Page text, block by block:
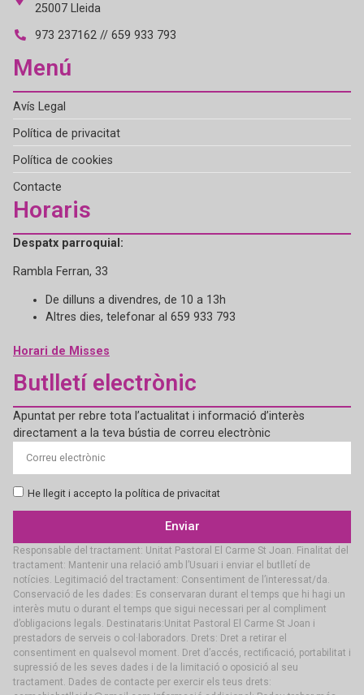
25007 Lleida
973 237162 // 659 933 793
Menú
Avís Legal
Política de privacitat
Política de cookies
Contacte
Horaris
Despatx parroquial:
Rambla Ferran, 33
De dilluns a divendres, de 10 a 13h
Altres dies, telefonar al 659 933 793
Horari de Misses
Butlletí electrònic
Apuntat per rebre tota l’actualitat i informació d’interès
directament a la teva bústia de correu electrònic
He llegit i accepto la política de privacitat
Enviar
Responsable del tractament: Unitat Pastoral El Carme St Joan. Finalitat del
tractament: Mantenir una relació amb l’Usuari i enviar el butlletí de
notícies. Legitimació del tractament: Consentiment de l’interessat/da.
Conservació de les dades: Es conservaran durant el temps que hi hagi un
interès mutu o durant el temps que sigui necessari per al compliment
d’obligacions legals. Destinataris:Unitat Pastoral El Carme St Joan i
prestadors de serveis o col·laboradors. Drets: Dret a retirar el
consentiment en qualsevol moment. Dret d’accés, rectificació, portabilitat i
supressió de les seves dades i de la limitació o oposició al seu
tractament. Dades de contacte per exercir els teus drets: